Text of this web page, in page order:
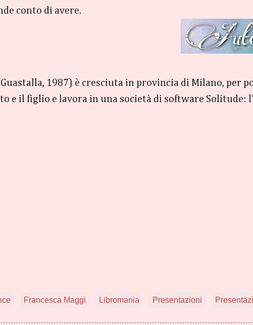
conto di avere.
1987) è cresciuta in provincia di Milano, per
e il figlio e lavora in una società di software Solitude:
Francesca Maggi Libromania Presentazioni